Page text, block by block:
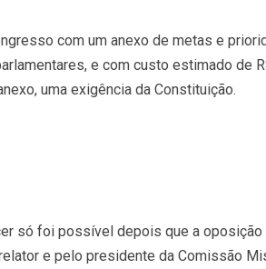
com um anexo de metas e
e com custo estimado de
uma exigência da Constituição.
só foi possível depois que a oposição
e pelo presidente da Comissão